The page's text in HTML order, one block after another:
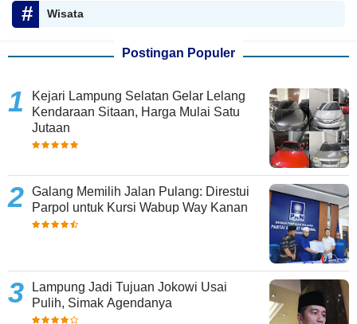
Wisata
Postingan Populer
Kejari Lampung Selatan Gelar Lelang
Kendaraan Sitaan, Harga Mulai Satu
Jutaan
Galang Memilih Jalan Pulang: Direstui
Parpol untuk Kursi Wabup Way Kanan
Lampung Jadi Tujuan Jokowi Usai
Pulih, Simak Agendanya